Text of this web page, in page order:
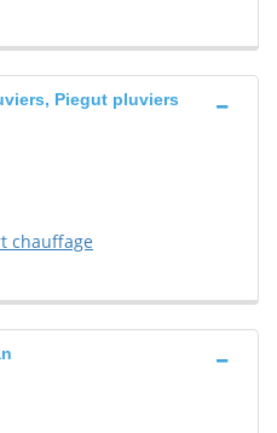
Piegut pluviers
chauffage